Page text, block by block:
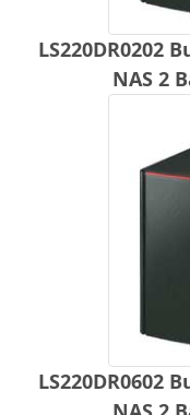
LS220DR0202
NAS 2
LS220DR0602